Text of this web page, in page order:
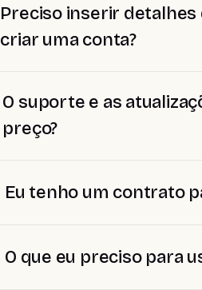
Preciso inserir
criar uma conta?
O suporte e as
preço?
Eu tenho um contrato
O que eu preciso para